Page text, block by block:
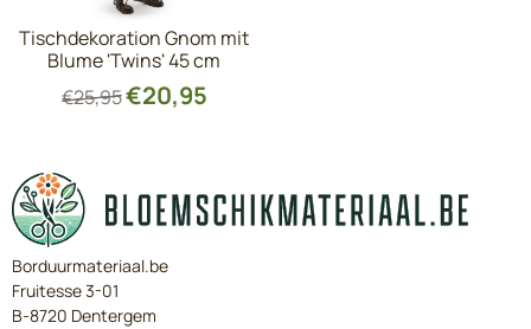
Tischdekoration Gnom mit
Blume 'Twins' 45 cm
€25,95€20,95
Borduurmateriaal.be
Fruitesse 3-01
B-8720 Dentergem